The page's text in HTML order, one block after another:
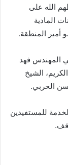
الله على
المادية
المنطقة.
المهندس فهد
الشيخ
الحربي.
للمستفيدين